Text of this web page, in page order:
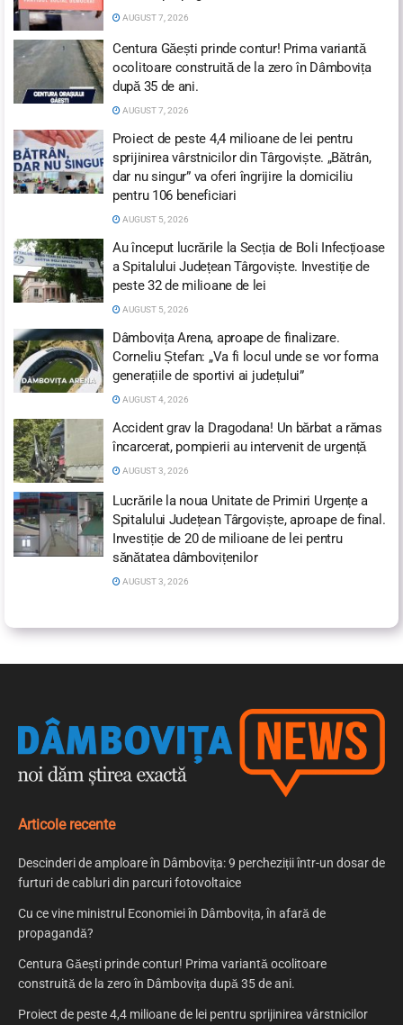
AUGUST 7, 2026
Centura Găești prinde contur! Prima variantă
ocolitoare construită de la zero în Dâmbovița
după 35 de ani.
AUGUST 7, 2026
Proiect de peste 4,4 milioane de lei pentru
sprijinirea vârstnicilor din Târgoviște. „Bătrân,
dar nu singur” va oferi îngrijire la domiciliu
pentru 106 beneficiari
AUGUST 5, 2026
Au început lucrările la Secția de Boli Infecțioase
a Spitalului Județean Târgoviște. Investiție de
peste 32 de milioane de lei
AUGUST 5, 2026
Dâmbovița Arena, aproape de finalizare.
Corneliu Ștefan: „Va fi locul unde se vor forma
generațiile de sportivi ai județului”
AUGUST 4, 2026
Accident grav la Dragodana! Un bărbat a rămas
încarcerat, pompierii au intervenit de urgență
AUGUST 3, 2026
Lucrările la noua Unitate de Primiri Urgențe a
Spitalului Județean Târgoviște, aproape de final.
Investiție de 20 de milioane de lei pentru
sănătatea dâmbovițenilor
AUGUST 3, 2026
Articole recente
Descinderi de amploare în Dâmbovița: 9 percheziții într-un dosar de
furturi de cabluri din parcuri fotovoltaice
Cu ce vine ministrul Economiei în Dâmbovița, în afară de
propagandă?
Centura Găești prinde contur! Prima variantă ocolitoare
construită de la zero în Dâmbovița după 35 de ani.
Proiect de peste 4,4 milioane de lei pentru sprijinirea vârstnicilor